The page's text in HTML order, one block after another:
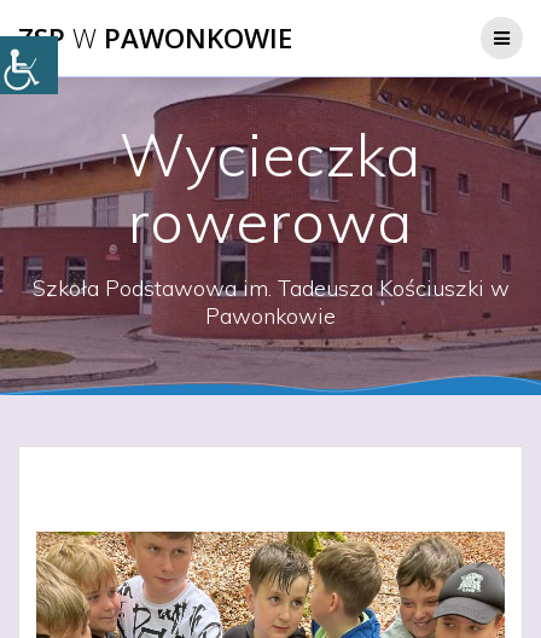
do
ZSP W PAWONKOWIE
Wycieczka
rowerowa
Szkoła Podstawowa im. Tadeusza Kościuszki w
Pawonkowie